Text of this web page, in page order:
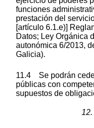
funciones
prestación del
[artículo 6.1.e)]
Datos; Ley Orgánica
autonómica 6/2013,
Galicia).
11.4 Se podrán
públicas con
supuestos de